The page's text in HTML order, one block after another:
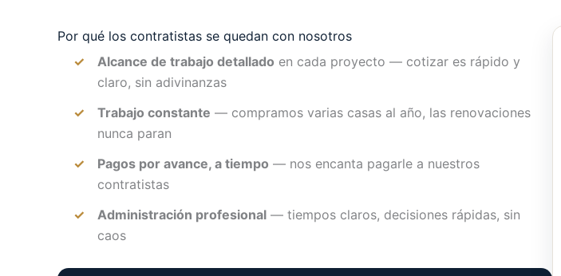
Por qué los contratistas se quedan con nosotros
Alcance de trabajo detallado en cada proyecto — cotizar es rápido y
claro, sin adivinanzas
Trabajo constante — compramos varias casas al año, las renovaciones
nunca paran
Pagos por avance, a tiempo — nos encanta pagarle a nuestros
contratistas
Administración profesional — tiempos claros, decisiones rápidas, sin
caos